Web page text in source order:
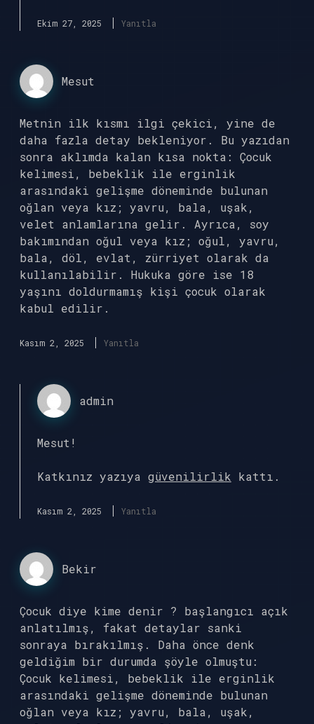
Ekim 27, 2025 Yanıtla
Mesut
Metnin ilk kısmı ilgi çekici, yine de
daha fazla detay bekleniyor. Bu yazıdan
sonra aklımda kalan kısa nokta: Çocuk
kelimesi, bebeklik ile erginlik
arasındaki gelişme döneminde bulunan
oğlan veya kız; yavru, bala, uşak,
velet anlamlarına gelir. Ayrıca, soy
bakımından oğul veya kız; oğul, yavru,
bala, döl, evlat, zürriyet olarak da
kullanılabilir. Hukuka göre ise 18
yaşını doldurmamış kişi çocuk olarak
kabul edilir.
Kasım 2, 2025 Yanıtla
admin
Mesut!
Katkınız yazıya güvenilirlik kattı.
Kasım 2, 2025 Yanıtla
Bekir
Çocuk diye kime denir ? başlangıcı açık
anlatılmış, fakat detaylar sanki
sonraya bırakılmış. Daha önce denk
geldiğim bir durumda şöyle olmuştu:
Çocuk kelimesi, bebeklik ile erginlik
arasındaki gelişme döneminde bulunan
oğlan veya kız; yavru, bala, uşak,